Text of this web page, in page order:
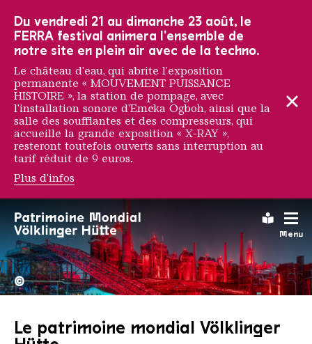
Menu
La Völklinger Hütte
Copyright:
©
Le patrimoine mondial Völklinger
Du vendredi 21 au dimanche 23 août, le
FERRA festival animera l'ensemble de
notre site en plein air avec de la techno.
Le château d'eau, qui abrite l'exposition
permanente « MOUVEMENT PUISSANCE
HISTOIRE », la station de pompage, avec
l'installation sonore d'Emeka Ogboh, ainsi que la
salle des soufflantes et des compresseurs, qui
accueille la grande exposition « X-RAY »,
resteront toutefois ouverts sans interruption au
tarif réduit de 9 euros.
Plus d'infos